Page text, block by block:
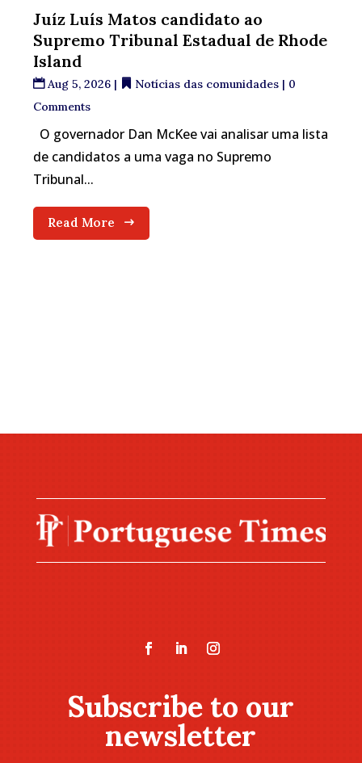
Juíz Luís Matos candidato ao
Supremo Tribunal Estadual de Rhode
Island
Aug 5, 2026 | Notícias das comunidades | 0
Comments
O governador Dan McKee vai analisar uma lista
de candidatos a uma vaga no Supremo
Tribunal...
Read More
Subscribe to our
newsletter